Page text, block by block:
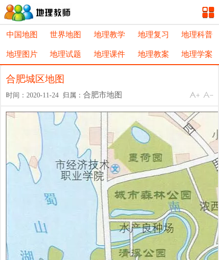
中国地图 世界地图 地理教学 地理复习 地理科普
地理图片 地理试题 地理课件 地理教案 地理学案
合肥城区地图
时间：2020-11-24 归属：合肥市地图